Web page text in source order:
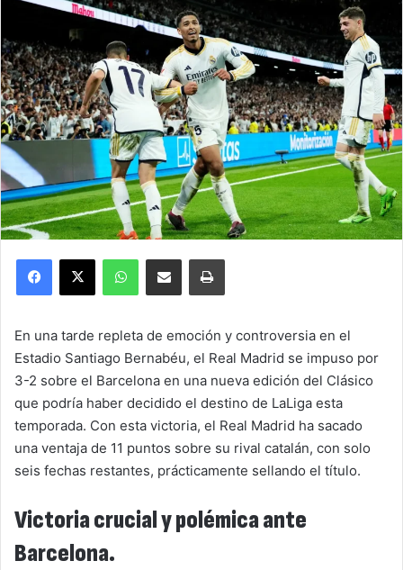
Facebook
X WhatsAppCompartir por correo electrónicoImprimir
En una tarde repleta de emoción y controversia en el
Estadio Santiago Bernabéu, el Real Madrid se impuso por
3-2 sobre el Barcelona en una nueva edición del Clásico
que podría haber decidido el destino de LaLiga esta
temporada. Con esta victoria, el Real Madrid ha sacado
una ventaja de 11 puntos sobre su rival catalán, con solo
seis fechas restantes, prácticamente sellando el título.
Victoria crucial y polémica ante
Barcelona.